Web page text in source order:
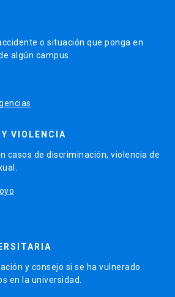
o situación que ponga en
algún campus.
VIOLENCIA
casos de discriminación, violencia de
y consejo si se ha vulnerado
en la universidad.